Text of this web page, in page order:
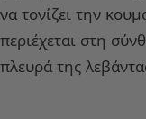
να τονίζει την
περιέχεται στη
πλευρά της